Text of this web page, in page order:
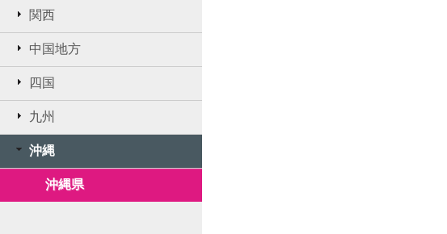
関西
中国地方
四国
九州
沖縄
沖縄県